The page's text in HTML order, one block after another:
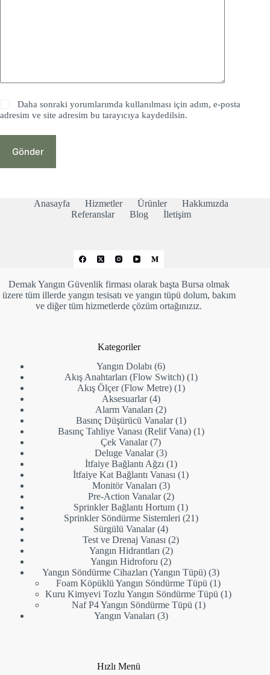
Daha sonraki yorumlarımda kullanılması için adım, e-posta
adresim ve site adresim bu tarayıcıya kaydedilsin.
Gönder
Anasayfa Hizmetler Ürünler
Hakkımızda
Referanslar
Blog İletişim
Demak Yangın Güvenlik firması olarak başta Bursa olmak
üzere tüm illerde yangın tesisatı ve yangın tüpü dolum, bakım
ve diğer tüm hizmetlerde çözüm ortağınızız.
Kategoriler
Yangın Dolabı 66
ürün
Akış Anahtarları (Flow Switch) 11
Akış Ölçer (Flow Metre) 11
Aksesuarlar 44
ürün
Alarm Vanaları 22
ürün
Basınç Düşürücü Vanalar 11
ürün
Basınç Tahliye Vanası (Relif Vana) 11
Çek Vanalar 77
ürün
Deluge Vanalar 33
ürün
İtfaiye Bağlantı Ağzı 11
ürün
İtfaiye Kat Bağlantı Vanası 11
Monitör Vanaları 33
ürün
Pre-Action Vanalar 22
ürün
Sprinkler Bağlantı Hortum 11
ürün
Sprinkler Söndürme Sistemleri 2121
Sürgülü Vanalar 44
ürün
Test ve Drenaj Vanası 22
Yangın Hidrantları 22
ürün
Yangın Hidroforu 22
ürün
Yangın Söndürme Cihazları (Yangın Tüpü) 33
ürün
Foam Köpüklü Yangın Söndürme Tüpü 11
ürün
Kuru Kimyevi Tozlu Yangın Söndürme Tüpü 11
Naf P4 Yangın Söndürme Tüpü 11
Yangın Vanaları 33
Hızlı Menü